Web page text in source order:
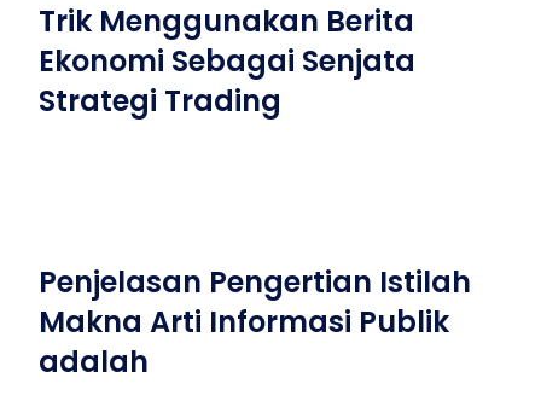
Trik Menggunakan Berita
Ekonomi Sebagai Senjata
Strategi Trading
Penjelasan Pengertian Istilah
Makna Arti Informasi Publik
adalah